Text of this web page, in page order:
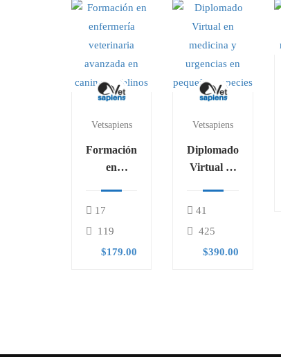
Vetsapiens
Formación
en
en caninos
y felinos
17
119
$179.00
Vetsapiens
Diplomado
Virtual en
pequeñas
especies
41
425
$390.00